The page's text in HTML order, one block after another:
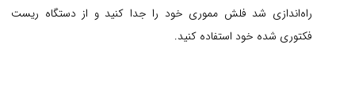
راه‌اندازی شد فلش مموری خود را جدا کنید و از دستگاه ریست
فکتوری شده خود استفاده کنید.